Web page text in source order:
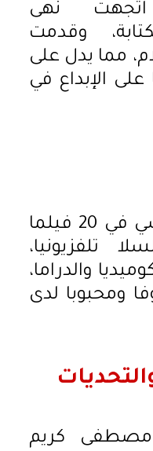
اتجهت نهى
وقدمت
مما يدل على
على الإبداع في
شاركت نهى العمروسي في 20 فيلما
و19 مسلسلا تلفزيونيا،
والدراما،
ومحبوبا لدى
مصطفى كريم